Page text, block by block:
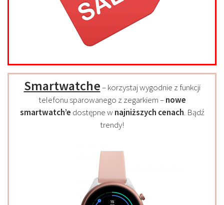
Smartwatche– korzystaj wygodnie z funkcji
telefonu sparowanego z zegarkiem –nowe
smartwatch’e dostępne w najniższych cenach. Bądź
trendy!